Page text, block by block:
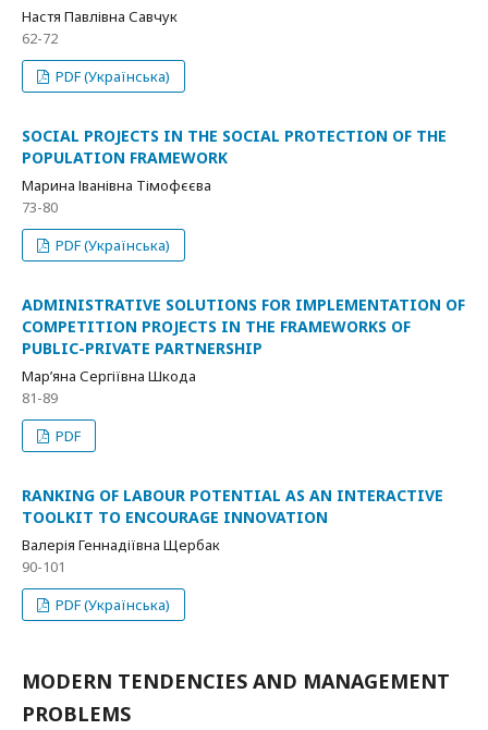
Настя Павлівна Савчук
62-72
PDF (Українська)
SOCIAL PROJECTS IN THE SOCIAL PROTECTION OF THE
POPULATION FRAMEWORK
Марина Іванівна Тімофєєва
73-80
PDF (Українська)
ADMINISTRATIVE SOLUTIONS FOR IMPLEMENTATION OF
COMPETITION PROJECTS IN THE FRAMEWORKS OF
PUBLIC-PRIVATE PARTNERSHIP
Мар’яна Сергіївна Шкода
81-89
PDF
RANKING OF LABOUR POTENTIAL AS AN INTERACTIVE
TOOLKIT TO ENCOURAGE INNOVATION
Валерія Геннадіївна Щербак
90-101
PDF (Українська)
MODERN TENDENCIES AND MANAGEMENT
PROBLEMS